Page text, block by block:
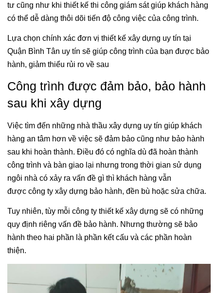
tư cũng như khi thiết kế thi công giám sát giúp khách hàng
có thể dễ dàng thôi dõi tiến độ công việc của công trình.
Lựa chọn chính xác đơn vị thiết kế xây dựng uy tín tại
Quận Bình Tân uy tín sẽ giúp công trình của bạn được bảo
hành, giảm thiểu rủi ro về sau
Công trình được đảm bảo, bảo hành
sau khi xây dựng
Việc tìm đến những nhà thầu xây dựng uy tín giúp khách
hàng an tâm hơn về việc sẽ đảm bảo cũng như bảo hành
sau khi hoàn thành. Điều đó có nghĩa dù đã hoàn thành
công trình và bàn giao lại nhưng trong thời gian sử dụng
ngôi nhà có xảy ra vấn đề gì thì khách hàng vẫn
được công ty xây dựng bảo hành, đền bù hoặc sửa chữa.
Tuy nhiên, tùy mỗi công ty thiết kế xây dựng sẽ có những
quy định riêng vấn đề bảo hành. Nhưng thường sẽ bảo
hành theo hai phần là phần kết cấu và các phần hoàn
thiện.